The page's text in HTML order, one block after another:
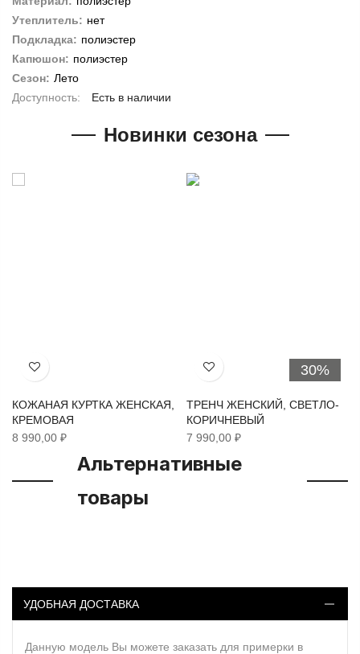
Утеплитель: нет
Подкладка: полиэстер
Капюшон: полиэстер
Сезон: Лето
Есть в наличии
Новинки сезона
Хочу!
КОЖАНАЯ КУРТКА ЖЕНСКАЯ,
КРЕМОВАЯ
8 990,00 ₽
30%
Хочу!
ТРЕНЧ ЖЕНСКИЙ, СВЕТЛО-
КОРИЧНЕВЫЙ
7 990,00 ₽
Альтернативные
товары
УДОБНАЯ ДОСТАВКА
Данную модель Вы можете заказать для примерки в